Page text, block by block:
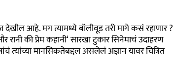
देखील आहे. मग त्यामध्ये बॉलीवूड तरी मागे कसं रहाणार?
रानी की प्रेम कहानी‘सारखा टुकार सिनेमाचं उदाहरण
त्यांच्या मानसिकतेबद्दल असलेलं अज्ञान यावर चित्रित